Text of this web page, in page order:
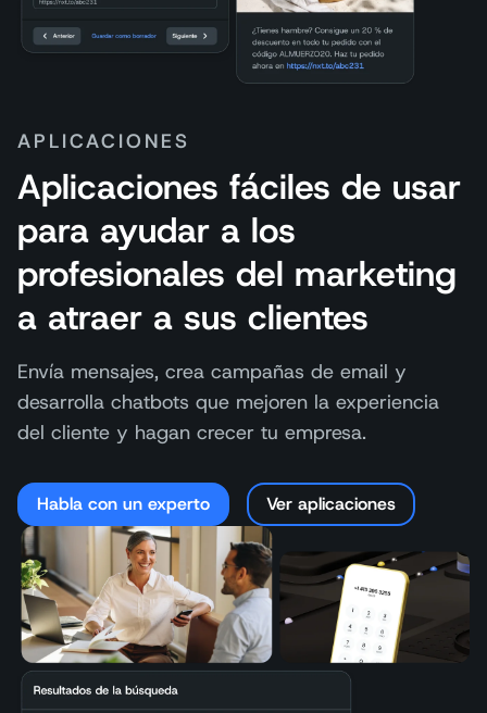
APLICACIONES
Aplicaciones fáciles de usar
para ayudar a los
profesionales del marketing
a atraer a sus clientes
Envía mensajes, crea campañas de email y
desarrolla chatbots que mejoren la experiencia
del cliente y hagan crecer tu empresa.
Habla con un experto Ver aplicaciones